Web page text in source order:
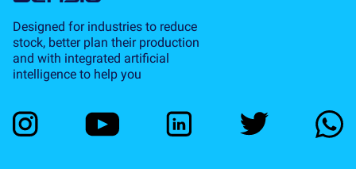
Designed for industries to reduce
stock, better plan their production
and with integrated artificial
intelligence to help you